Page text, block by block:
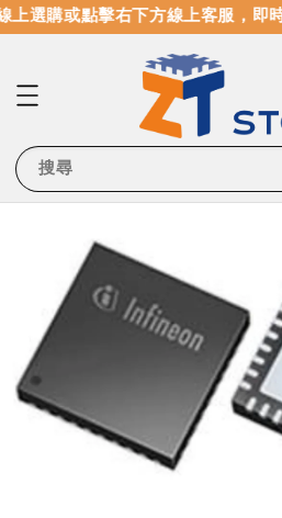
選購或點擊右下方線上客服，即
搜尋